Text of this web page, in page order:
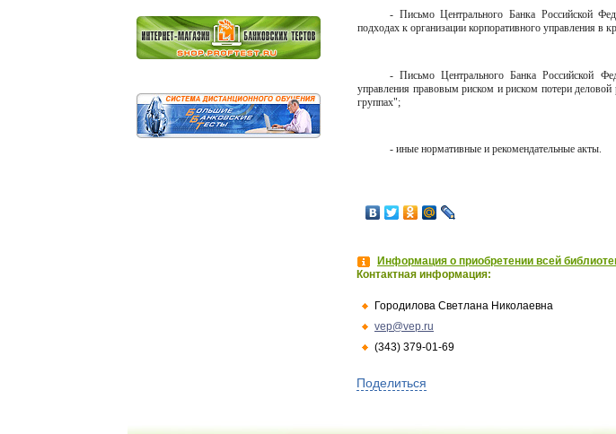
- Письмо Центрального Банка Российской
подходах к организации корпоративного управления в
- Письмо Центрального Банка Российской
управления правовым риском и риском потери деловой
группах";
- иные нормативные и рекомендательные акты.
Информация о приобретении всей
Контактная информация:
Городилова Светлана Николаевна
vep@vep.ru
(343) 379-01-69
Поделиться